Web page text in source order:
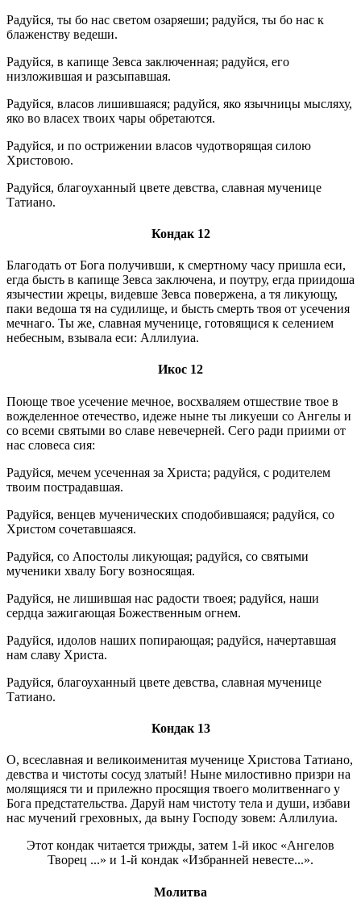
Радуйся, ты бо нас светом озаряеши; радуйся, ты бо нас к
блаженству ведеши.
Радуйся, в капище Зевса заключенная; радуйся, его
низложившая и разсыпавшая.
Радуйся, власов лишившаяся; радуйся, яко язычницы мысляху,
яко во власех твоих чары обретаются.
Радуйся, и по острижении власов чудотворящая силою
Христовою.
Радуйся, благоуханный цвете девства, славная мученице
Татиано.
Кондак 12
Благодать от Бога получивши, к смертному часу пришла еси,
егда бысть в капище Зевса заключена, и поутру, егда приидоша
язычестии жрецы, видевше Зевса повержена, а тя ликующу,
паки ведоша тя на судилище, и бысть смерть твоя от усечения
мечнаго. Ты же, славная мученице, готовящися к селением
небесным, взывала еси: Аллилуиа.
Икос 12
Поюще твое усечение мечное, восхваляем отшествие твое в
вожделенное отечество, идеже ныне ты ликуеши со Ангелы и
со всеми святыми во славе невечерней. Сего ради приими от
нас словеса сия:
Радуйся, мечем усеченная за Христа; радуйся, с родителем
твоим пострадавшая.
Радуйся, венцев мученических сподобившаяся; радуйся, со
Христом сочетавшаяся.
Радуйся, со Апостолы ликующая; радуйся, со святыми
мученики хвалу Богу возносящая.
Радуйся, не лишившая нас радости твоея; радуйся, наши
сердца зажигающая Божественным огнем.
Радуйся, идолов наших попирающая; радуйся, начертавшая
нам славу Христа.
Радуйся, благоуханный цвете девства, славная мученице
Татиано.
Кондак 13
О, всеславная и великоименитая мученице Христова Татиано,
девства и чистоты сосуд златый! Ныне милостивно призри на
молящияся ти и прилежно просящия твоего молитвеннаго у
Бога предстательства. Даруй нам чистоту тела и души, избави
нас мучений греховных, да выну Господу зовем: Аллилуиа.
Этот кондак читается трижды, затем 1-й икос «Ангелов
Творец ...» и 1-й кондак «Избранней невесте...».
Молитва